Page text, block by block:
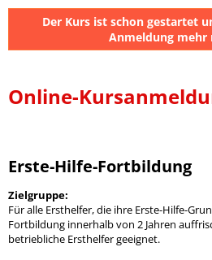
Der Kurs ist schon gestartet
Anmeldung mehr
Online-
Erste-Hilfe-Fortbildung
Zielgruppe:
Für alle Ersthelfer, die ihre Erste-Hilfe-
Fortbildung innerhalb von 2 Jahren
betriebliche Ersthelfer geeignet.